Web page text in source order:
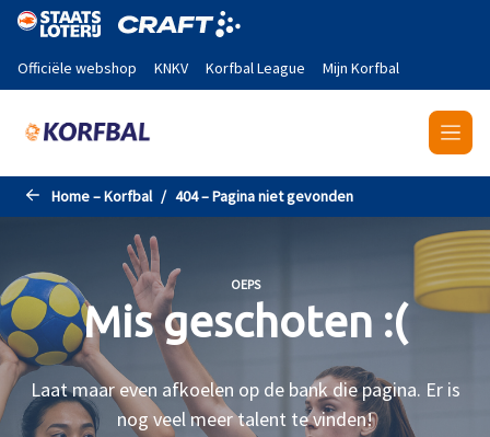
Naar de hoofdinhoud gaan
Officiële webshop KNKV Korfbal League Mijn Korfbal
Home – Korfbal 404 – Pagina niet gevonden
OEPS
Mis geschoten :(
Laat maar even afkoelen op de bank die pagina. Er is
nog veel meer talent te vinden!